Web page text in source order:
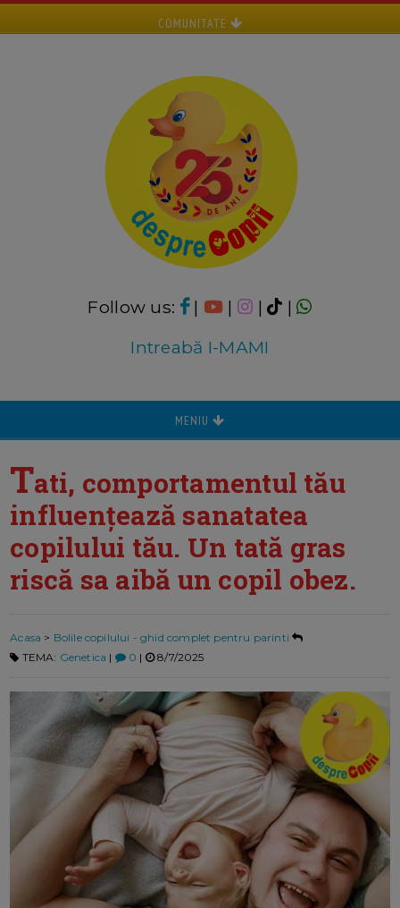
COMUNITATE
Follow us: | | |
|
Intreabă I-MAMI
MENIU
Tati, comportamentul tău
influențează sanatatea
copilului tău. Un tată gras
riscă sa aibă un copil obez.
Acasa > Bolile copilului - ghid complet pentru parinti
TEMA: Genetica | 0 | 8/7/2025